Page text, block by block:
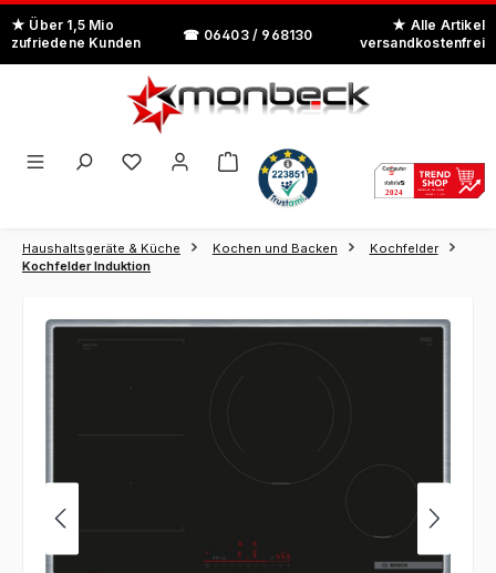
Zum Hauptinhalt springen
Haushaltsgeräte & Küche Kochen und Backen
Kochfelder
Kochfelder Induktion
Bildergalerie überspringen